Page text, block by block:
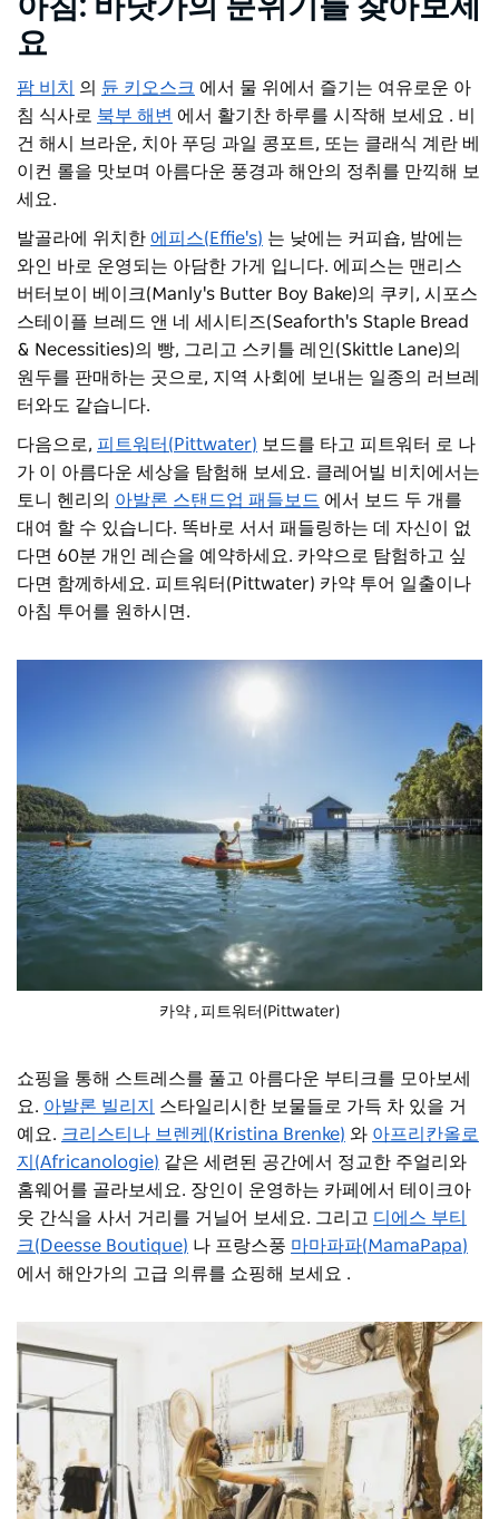
아침: 바닷가의 분위기를 찾아보세
요
팜 비치 의 듄 키오스크 에서 물 위에서 즐기는 여유로운 아
침 식사로 북부 해변 에서 활기찬 하루를 시작해 보세요 . 비
건 해시 브라운, 치아 푸딩 과일 콩포트, 또는 클래식 계란 베
이컨 롤을 맛보며 아름다운 풍경과 해안의 정취를 만끽해 보
세요.
발골라에 위치한 에피스(Effie's) 는 낮에는 커피숍, 밤에는
와인 바로 운영되는 아담한 가게
입니다. 에피스는 맨리스
버터보이 베이크(Manly's Butter Boy Bake)의 쿠키, 시포스
스테이플 브레드 앤 네
세시티즈(Seaforth's Staple Bread
& Necessities)의 빵, 그리고 스키틀 레인(Skittle Lane)의
원두를 판매하는 곳으로, 지역 사회에 보내는 일종의 러브레
터와도 같습니다.
다음으로, 피트워터(Pittwater) 보드를 타고 피트워터 로 나
가 이 아름다운 세상을 탐험해 보세요. 클레어빌 비치에서는
토니 헨리의 아발론 스탠드업 패들보드 에서 보드 두 개를
대여 할 수 있습니다. 똑바로 서서 패들링하는 데 자신이 없
다면 60분 개인 레슨을 예약하세요. 카약으로 탐험하고 싶
다면 함께하세요. 피트워터(Pittwater) 카약 투어 일출이나
아침 투어를 원하시면.
카약 , 피트워터(Pittwater)
쇼핑을 통해 스트레스를 풀고 아름다운 부티크를 모아보세
요. 아발론 빌리지
스타일리시한 보물들로 가득 차 있을 거
예요. 크리스티나 브렌케(Kristina Brenke) 와 아프리칸올로
지(Africanologie) 같은 세련된 공간에서 정교한 주얼리와
홈웨어를 골라보세요. 장인이 운영하는 카페에서 테이크아
웃 간식을 사서 거리를 거닐어 보세요. 그리고 디에스 부티
크(Deesse Boutique) 나 프랑스풍 마마파파(MamaPapa)
에서 해안가의 고급 의류를 쇼핑해 보세요 .